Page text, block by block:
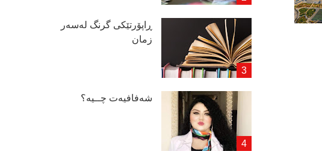
ڕاپۆرتێكی گرنگ لەسەر
زمان
شەفافیەت چــیە؟